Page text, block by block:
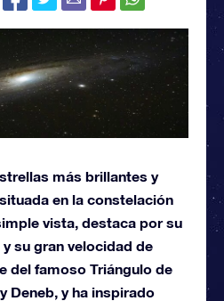
más brillantes y
en la constelación
vista, destaca por su
su gran velocidad de
del famoso Triángulo de
Deneb, y ha inspirado